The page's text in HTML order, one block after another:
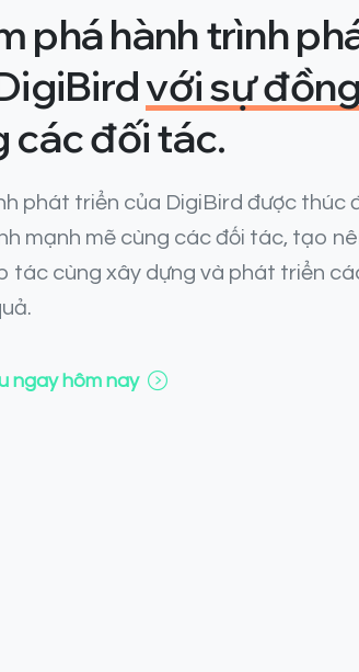
phá hành trình
với sự
các đối tác.
phát triển của DigiBird được thúc
mạnh mẽ cùng các đối tác, tạo
tác cùng xây dựng và phát triển
ngay hôm nay